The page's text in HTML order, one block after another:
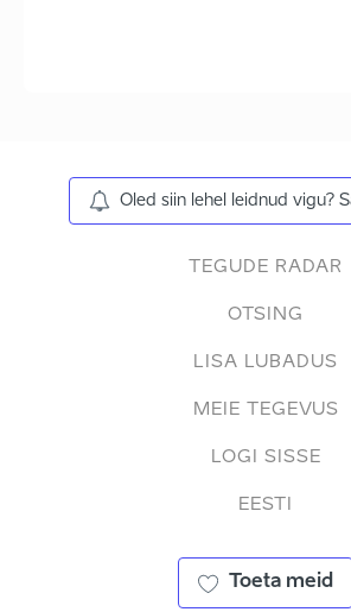
Oled siin lehel leidnud vigu?
TEGUDE RADAR
OTSING
LISA LUBADUS
MEIE TEGEVUS
LOGI SISSE
EESTI
Toeta meid